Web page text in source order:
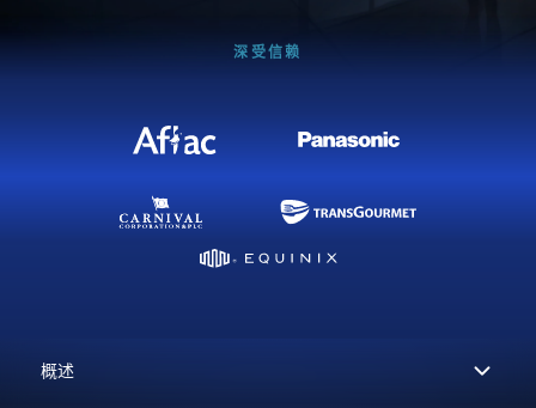
深受信赖